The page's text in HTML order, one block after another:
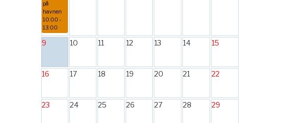
på
havnen
10:00 -
13:00
9 10 11 12 13 14 15
16 17 18 19 20 21 22
23 24 25 26 27 28 29